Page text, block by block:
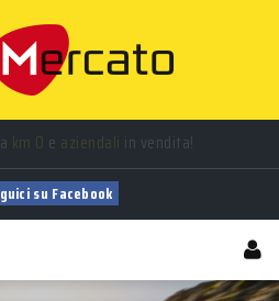
km 0 e aziendali in vendita!
di annunci sempre aggiornati!
su Facebook